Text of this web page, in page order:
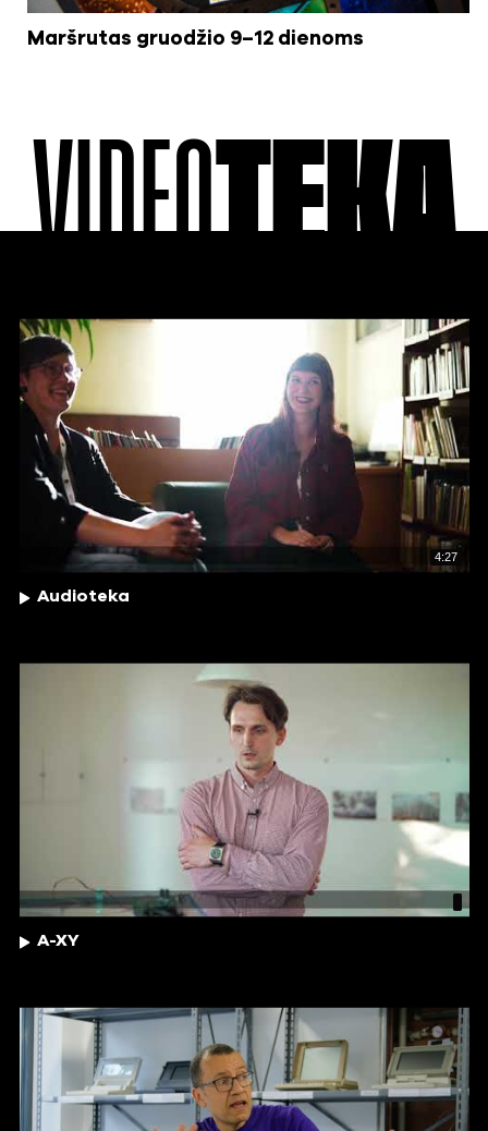
Maršrutas gruodžio 9–12 dienoms
VIDEOTEKA
4:27
Audioteka
A-XY